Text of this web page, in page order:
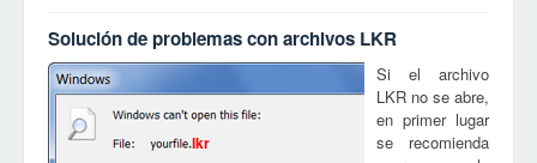
Solución de problemas con archivos LKR
lkr
Si el archivo
LKR no se abre,
en primer lugar
se recomienda